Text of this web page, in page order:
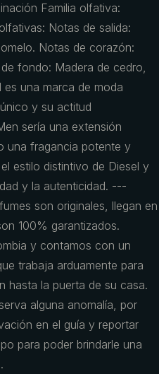
Familia olfativa:
Notas de salida:
Notas de corazón:
fondo: Madera de cedro,
es una marca de moda
y su actitud
sería una extensión
una fragancia potente y
estilo distintivo de Diesel y
y la autenticidad. ---
son originales, llegan en
100% garantizados.
y contamos con un
trabaja arduamente para
hasta la puerta de su casa.
alguna anomalía, por
en el guía y reportar
para poder brindarle una